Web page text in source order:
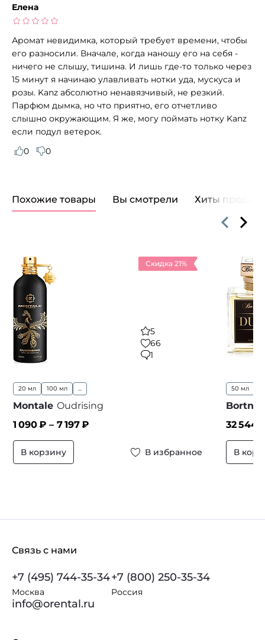
Елена
Аромат невидимка, который требует времени, чтобы
его разносили. Вначале, когда наношу его на себя -
ничего не слышу, тишина. И лишь где-то только через
15 минут я начинаю улавливать нотки уда, мускуса и
розы. Kanz абсолютно ненавязчивый, не резкий.
Парфюм дымка, но что приятно, его отчетливо
слышно окружающим. Я же, могу поймать нотку Kanz
если подул ветерок.
0
0
Похожие товары Вы смотрели Хиты продаж
Скидка 21%
5
66
1
20 мл 100 мл
Montale Oudrising
1 090₽ – 7 197₽
В корзину В избранное
50 мл
32 544
В
Связь с нами
+7 (495) 744-35-34
Москва
+7 (800) 250-35-34
Россия
info@orental.ru